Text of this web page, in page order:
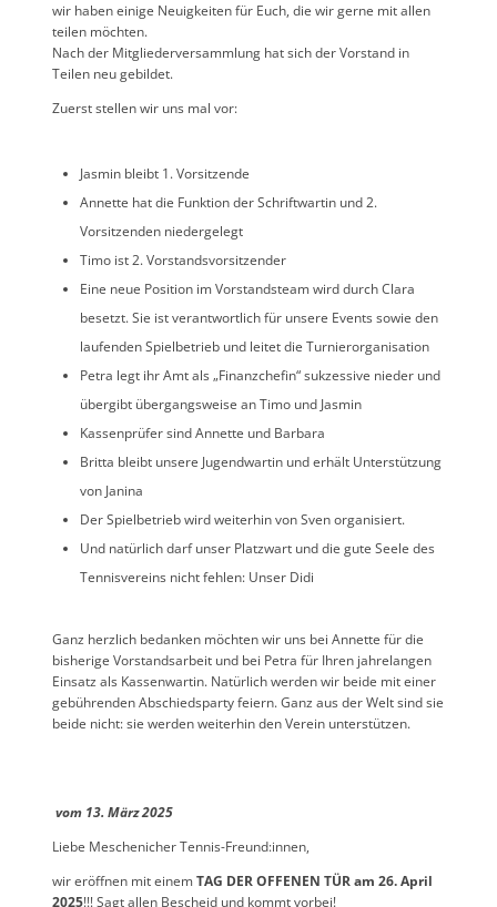
wir haben einige Neuigkeiten für Euch, die wir gerne mit allen
teilen möchten.
Nach der Mitgliederversammlung hat sich der Vorstand in
Teilen neu gebildet.
Zuerst stellen wir uns mal vor:
Jasmin bleibt 1. Vorsitzende
Annette hat die Funktion der Schriftwartin und 2.
Vorsitzenden niedergelegt
Timo ist 2. Vorstandsvorsitzender
Eine neue Position im Vorstandsteam wird durch Clara
besetzt. Sie ist verantwortlich für unsere Events sowie den
laufenden Spielbetrieb und leitet die Turnierorganisation
Petra legt ihr Amt als „Finanzchefin“ sukzessive nieder und
übergibt übergangsweise an Timo und Jasmin
Kassenprüfer sind Annette und Barbara
Britta bleibt unsere Jugendwartin und erhält Unterstützung
von Janina
Der Spielbetrieb wird weiterhin von Sven organisiert.
Und natürlich darf unser Platzwart und die gute Seele des
Tennisvereins nicht fehlen: Unser Didi
Ganz herzlich bedanken möchten wir uns bei Annette für die
bisherige Vorstandsarbeit und bei Petra für Ihren jahrelangen
Einsatz als Kassenwartin. Natürlich werden wir beide mit einer
gebührenden Abschiedsparty feiern. Ganz aus der Welt sind sie
beide nicht: sie werden weiterhin den Verein unterstützen.
vom 13. März 2025
Liebe Meschenicher Tennis-Freund:innen,
wir eröffnen mit einemTAG DER OFFENEN TÜR am 26. April
2025!!! Sagt allen Bescheid und kommt vorbei!